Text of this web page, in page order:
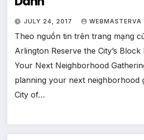
JULY 24, 2017 WEBMASTERVA
Theo nguồn tin trên trang mạng
Arlington Reserve the City’s
Your Next Neighborhood
planning your next neighborhood
City of…